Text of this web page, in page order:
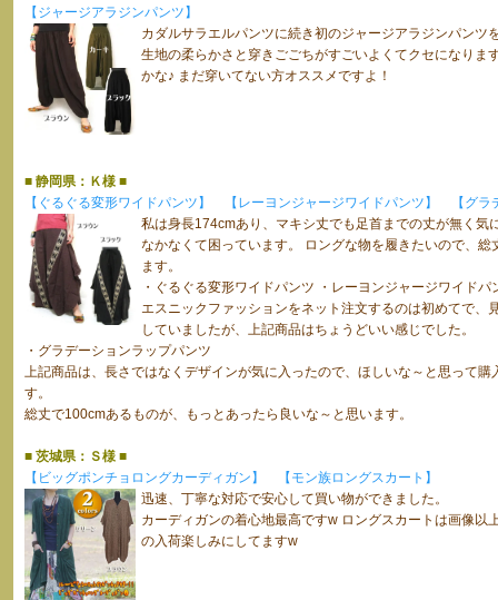
【ジャージアラジンパンツ】
カダルサラエルパンツに続き初のジャージアラジンパンツ
生地の柔らかさと穿きごごちがすごいよくてクセになりま
かな♪ まだ穿いてない方オススメですよ！
■ 静岡県：Ｋ様 ■
【ぐるぐる変形ワイドパンツ】
【レーヨンジャージワイドパンツ】
【グ
私は身長174cmあり、マキシ丈でも足首までの丈が無く気
なかなくて困っています。 ロングな物を履きたいので、
ます。
・ぐるぐる変形ワイドパンツ ・レーヨンジャージワイドパ
エスニックファッションをネット注文するのは初めてで、
していましたが、上記商品はちょうどいい感じでした。
・グラデーションラップパンツ
上記商品は、長さではなくデザインが気に入ったので、ほしいな～と思って
す。
総丈で100cmあるものが、もっとあったら良いな～と思います。
■ 茨城県：Ｓ様 ■
【ビッグポンチョロングカーディガン】
【モン族ロングスカート】
迅速、丁寧な対応で安心して買い物ができました。
カーディガンの着心地最高ですw ロングスカートは画像以
の入荷楽しみにしてますw